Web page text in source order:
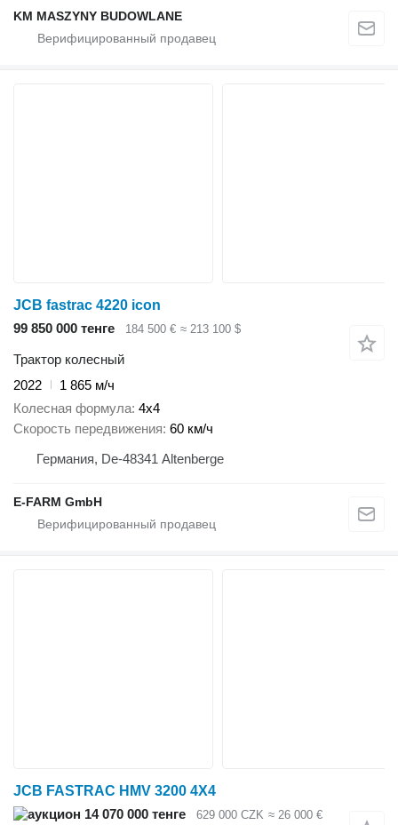
KM MASZYNY BUDOWLANE
JCB fastrac 4220 icon
99 850 000 тенге
184 500 € ≈ 213 100 $
Трактор колесный
2022
1 865 м/ч
Колесная формула 4x4
Скорость передвижения 60 км/ч
Германия, De-48341 Altenberge
E-FARM GmbH
JCB FASTRAC HMV 3200 4X4
14 070 000 тенге
629 000 CZK ≈ 26 000 €